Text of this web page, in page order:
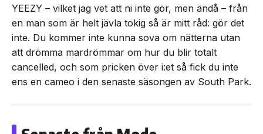
YEEZY – vilket jag vet att ni inte gör, men ändå – från
en man som är helt jävla tokig så är mitt råd: gör det
inte. Du kommer inte kunna sova om nätterna utan
att drömma mardrömmar om hur du blir totalt
cancelled, och som pricken över i:et så fick du inte
ens en cameo i den senaste säsongen av South Park.